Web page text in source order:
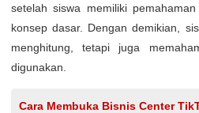
setelah siswa memiliki
konsep dasar. Dengan demikian,
menghitung, tetapi juga
digunakan.
Cara Membuka Bisnis Center